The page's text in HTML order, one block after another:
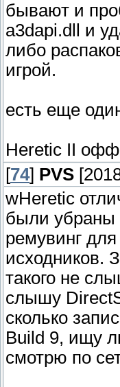
бывают и
a3dapi.dll и
либо
игрой.
есть еще
Heretic II
[74] PVS
wHeretic
были убраны
ремувинг
исходников.
такого не
слышу
сколько
Build 9, ищу
смотрю по